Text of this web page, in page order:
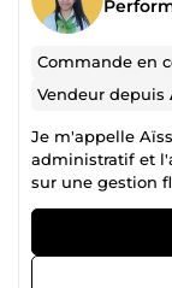
Commande en
Vendeur depuis
Je m'appelle
administratif et
sur une gestion
offrant un
leur productivité
d'expérience, je
traiter des e-